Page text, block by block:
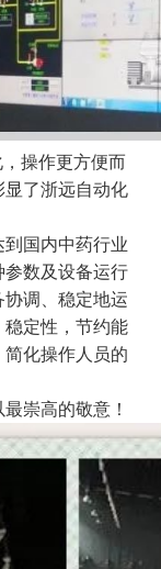
操作更方便而
显了浙远自动化
国内中药行业
数及设备运行
调、稳定地运
定性，节约能
化操作人员的
崇高的敬意！